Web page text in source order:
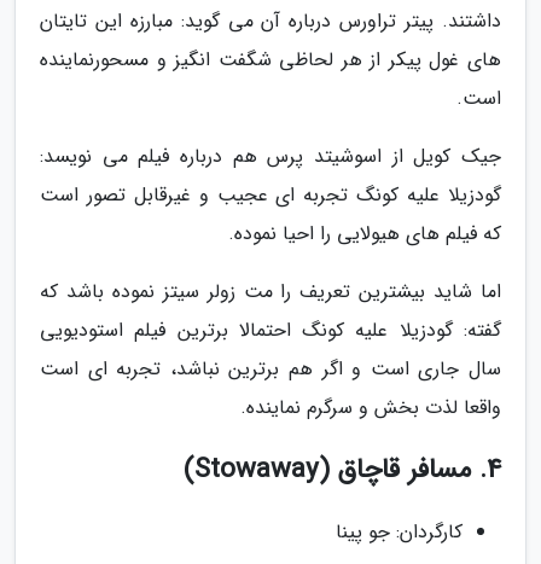
داشتند. پیتر تراورس درباره آن می گوید: مبارزه این تایتان
های غول پیکر از هر لحاظی شگفت انگیز و مسحورنماینده
است.
جیک کویل از اسوشیتد پرس هم درباره فیلم می نویسد:
گودزیلا علیه کونگ تجربه ای عجیب و غیرقابل تصور است
که فیلم های هیولایی را احیا نموده.
اما شاید بیشترین تعریف را مت زولر سیتز نموده باشد که
گفته: گودزیلا علیه کونگ احتمالا برترین فیلم استودیویی
سال جاری است و اگر هم برترین نباشد، تجربه ای است
واقعا لذت بخش و سرگرم نماینده.
4. مسافر قاچاق (Stowaway)
کارگردان: جو پینا